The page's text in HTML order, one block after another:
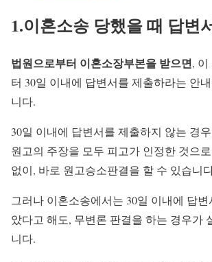
1.이혼소송 당했을 때 답변
법원으로부터 이혼소장부본을 받으면, 이
터 30일 이내에 답변서를 제출하라는 안
니다.
​30일 이내에 답변서를 제출하지 않는 경
원고의 주장을 모두 피고가 인정한 것으
없이, 바로 원고승소판결을 할 수 있습니
그러나 이혼소송에서는 30일 이내에 답
았다고 해도, 무변론 판결을 하는 경우가
니다.